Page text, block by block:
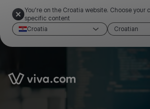
You're on the Croatia website. Choose your
specific content
Croatia
Croatian
Link to the homepage